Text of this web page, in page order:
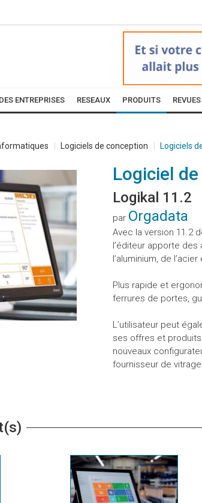
ENTREPRISES RESEAUX PRODUITS REVUES
Logiciels de conception Logiciels
Logiciel
Logikal 11.2
par Orgadata
Avec la version 11.2
l’éditeur apporte des
l’aluminium, de l’acier
Plus rapide et
ferrures de portes,
L’utilisateur peut
ses offres et
nouveaux
fournisseur de